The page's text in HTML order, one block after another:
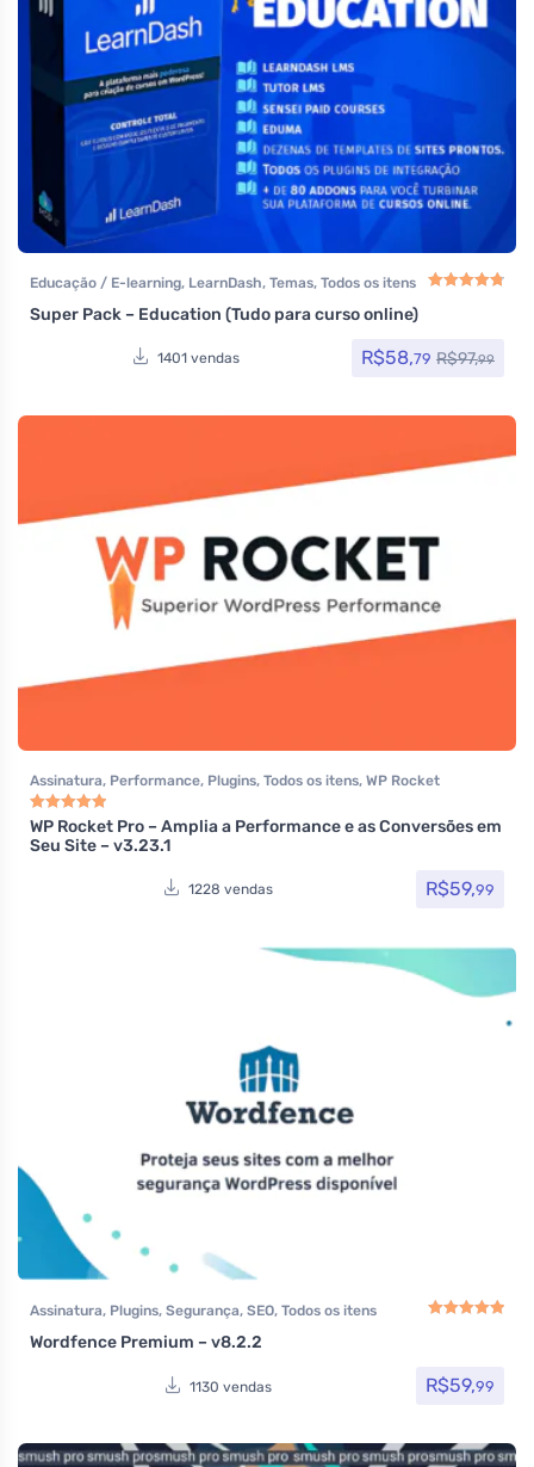
Educação / E-learning, LearnDash, Temas, Todos os itens
Super Pack – Education (Tudo para curso online)
1401 vendas R$58,79 R$97,99
Assinatura, Performance, Plugins, Todos os itens, WP Rocket
Avaliação5.00 de 5
WP Rocket Pro – Amplia a Performance e as Conversões em
Seu Site – v3.23.1
1228 vendas R$59,99
Assinatura, Plugins, Segurança, SEO, Todos os itens
Wordfence Premium – v8.2.2
1130 vendas R$59,99